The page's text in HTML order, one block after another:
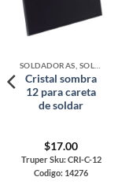
Cristal sombra
12 para careta
de soldar
$17.00
Truper Sku: CRI-C-12
Codigo: 14276